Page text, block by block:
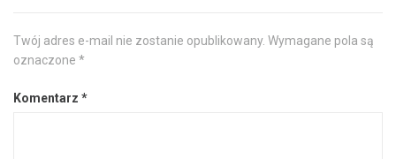
Twój adres e-mail nie zostanie opublikowany. Wymagane pola są
oznaczone *
Komentarz *